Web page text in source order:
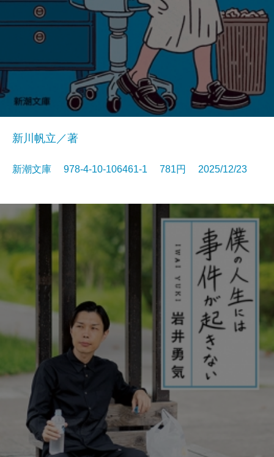
新川帆立／著
新潮文庫 978-4-10-106461-1 781円 2025/12/23